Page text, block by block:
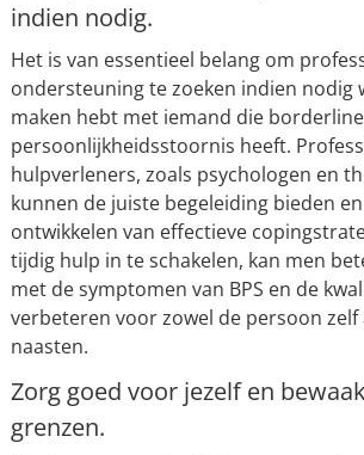
indien nodig.
Het is van essentieel belang om
ondersteuning te zoeken indien nodig
maken hebt met iemand die borderline
persoonlijkheidsstoornis heeft.
hulpverleners, zoals psychologen en
kunnen de juiste begeleiding bieden
ontwikkelen van effectieve
tijdig hulp in te schakelen, kan men
met de symptomen van BPS en de
verbeteren voor zowel de persoon zelf
naasten.
Zorg goed voor jezelf en
grenzen.